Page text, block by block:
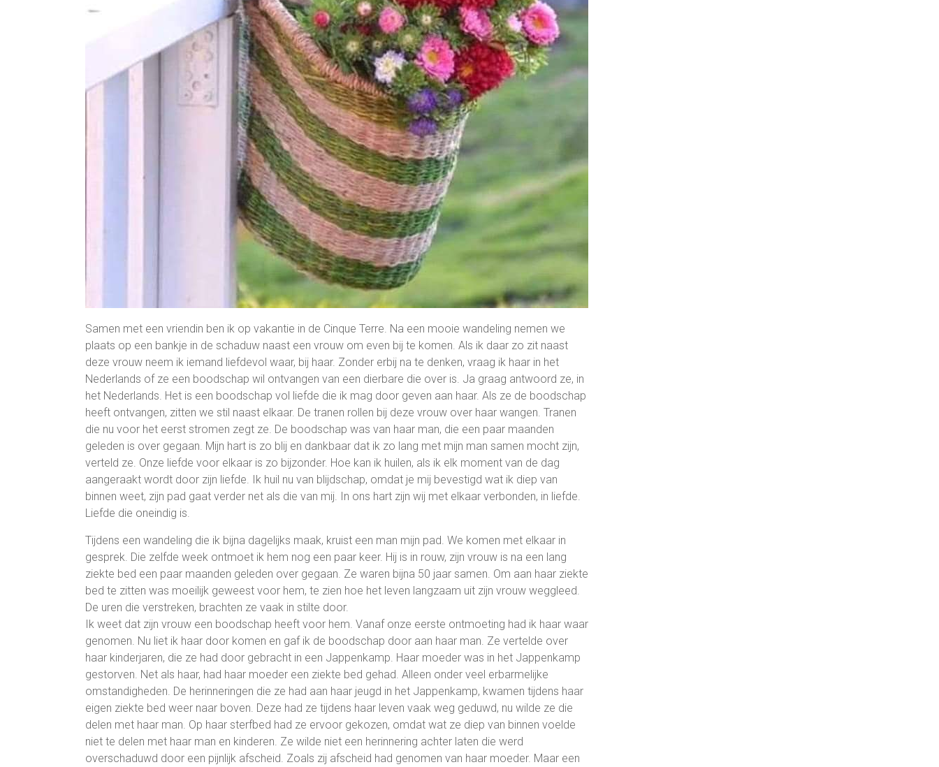
Samen met een vriendin ben ik op vakantie in de Cinque Terre. Na een mooie wandeling nemen we
plaats op een bankje in de schaduw naast een vrouw om even bij te komen. Als ik daar zo zit naast
deze vrouw neem ik iemand liefdevol waar, bij haar. Zonder erbij na te denken, vraag ik haar in het
Nederlands of ze een boodschap wil ontvangen van een dierbare die over is. Ja graag antwoord ze, in
het Nederlands. Het is een boodschap vol liefde die ik mag door geven aan haar. Als ze de boodschap
heeft ontvangen, zitten we stil naast elkaar. De tranen rollen bij deze vrouw over haar wangen. Tranen
die nu voor het eerst stromen zegt ze. De boodschap was van haar man, die een paar maanden
geleden is over gegaan. Mijn hart is zo blij en dankbaar dat ik zo lang met mijn man samen mocht zijn,
verteld ze. Onze liefde voor elkaar is zo bijzonder. Hoe kan ik huilen, als ik elk moment van de dag
aangeraakt wordt door zijn liefde. Ik huil nu van blijdschap, omdat je mij bevestigd wat ik diep van
binnen weet, zijn pad gaat verder net als die van mij. In ons hart zijn wij met elkaar verbonden, in liefde.
Liefde die oneindig is.
Tijdens een wandeling die ik bijna dagelijks maak, kruist een man mijn pad. We komen met elkaar in
gesprek. Die zelfde week ontmoet ik hem nog een paar keer. Hij is in rouw, zijn vrouw is na een lang
ziekte bed een paar maanden geleden over gegaan. Ze waren bijna 50 jaar samen. Om aan haar ziekte
bed te zitten was moeilijk geweest voor hem, te zien hoe het leven langzaam uit zijn vrouw weggleed.
De uren die verstreken, brachten ze vaak in stilte door.
Ik weet dat zijn vrouw een boodschap heeft voor hem. Vanaf onze eerste ontmoeting had ik haar waar
genomen. Nu liet ik haar door komen en gaf ik de boodschap door aan haar man. Ze vertelde over
haar kinderjaren, die ze had door gebracht in een Jappenkamp. Haar moeder was in het Jappenkamp
gestorven. Net als haar, had haar moeder een ziekte bed gehad. Alleen onder veel erbarmelijke
omstandigheden. De herinneringen die ze had aan haar jeugd in het Jappenkamp, kwamen tijdens haar
eigen ziekte bed weer naar boven. Deze had ze tijdens haar leven vaak weg geduwd, nu wilde ze die
delen met haar man. Op haar sterfbed had ze ervoor gekozen, omdat wat ze diep van binnen voelde
niet te delen met haar man en kinderen. Ze wilde niet een herinnering achter laten die werd
overschaduwd door een pijnlijk afscheid. Zoals zij afscheid had genomen van haar moeder. Maar een